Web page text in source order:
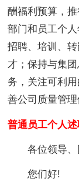
酬福利预算，
部门和员工个
招聘、培训、
才；保持与集
务，关注可利
善公司质量管
普通员工个人
各位领导、
您们好!